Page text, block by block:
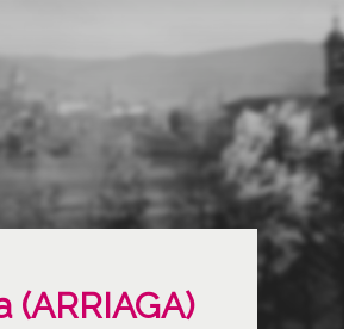
(ARRIAGA)